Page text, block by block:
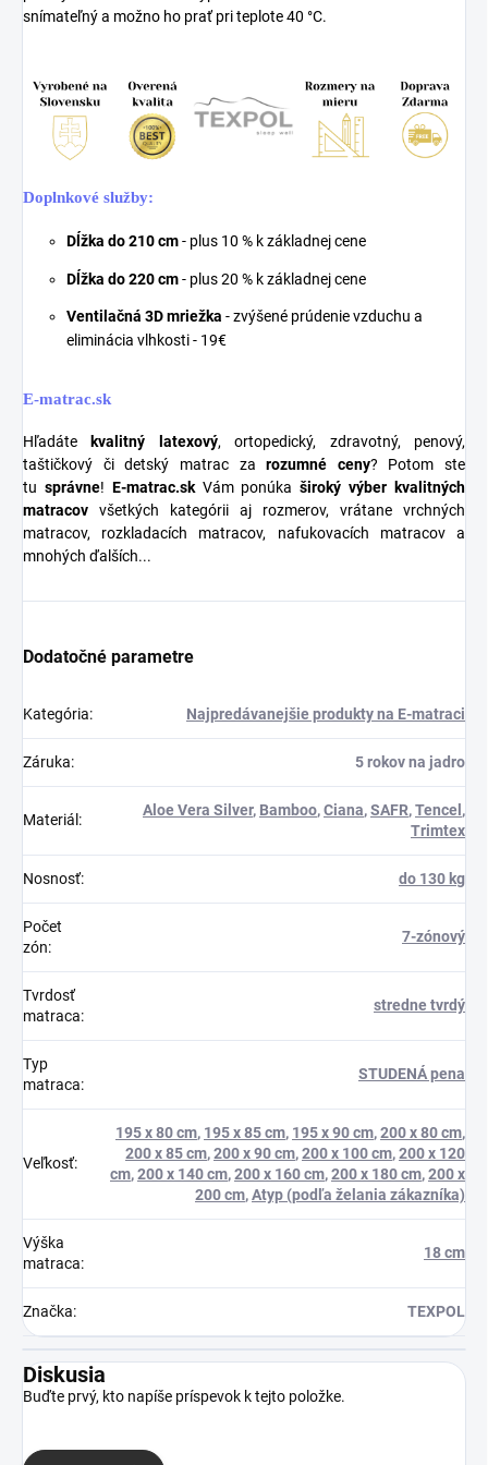
snímateľný a možno ho prať pri teplote 40 °C.
Doplnkové služby:
Dĺžka do 210 cm- plus 10 % k základnej cene
Dĺžka do 220 cm- plus 20 % k základnej cene
Ventilačná 3D mriežka - zvýšené prúdenie vzduchu a
eliminácia vlhkosti - 19€
E-matrac.sk
Hľadáte kvalitný latexový, ortopedický, zdravotný, penový,
taštičkový či detský matrac zarozumné ceny? Potom ste
tu správne! E-matrac.skVám ponúka široký výber kvalitných
matracov všetkých kategórii aj rozmerov, vrátane vrchných
matracov, rozkladacích matracov, nafukovacích matracov a
mnohých ďalších...
Dodatočné parametre
Kategória: Najpredávanejšie produkty na E-matraci
Záruka: 5 rokov na jadro
Materiál :
Aloe Vera Silver, Bamboo,Ciana,SAFR,Tencel ,
Trimtex
Nosnosť: do 130 kg
Počet
zón:
7-zónový
Tvrdosť
matraca:
stredne tvrdý
Typ
matraca:
STUDENÁ pena
Veľkosť:
195 x 80 cm, 195 x 85 cm, 195 x 90 cm,200 x 80 cm,
200 x 85 cm,200 x 90 cm,200 x 100 cm,200 x 120
cm,200 x 140 cm,200 x 160 cm,200 x 180 cm,200 x
200 cm,Atyp (podľa želania zákazníka)
Výška
matraca:
18 cm
Značka: TEXPOL
Diskusia
Buďte prvý, kto napíše príspevok k tejto položke.